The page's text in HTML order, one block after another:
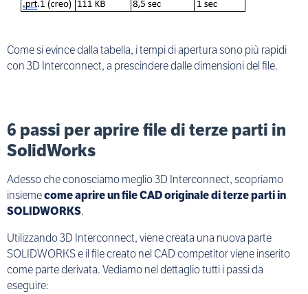
Come si evince dalla tabella, i tempi di apertura sono più rapidi
con 3D Interconnect, a prescindere dalle dimensioni del file.
6 passi per aprire file di terze parti in
SolidWorks
Adesso che conosciamo meglio 3D Interconnect, scopriamo
insiemecome aprire un file CAD originale di terze parti in
SOLIDWORKS.
Utilizzando 3D Interconnect, viene creata una nuova parte
SOLIDWORKS e il file creato nel CAD competitor viene inserito
come parte derivata. Vediamo nel dettaglio tutti i passi da
eseguire: